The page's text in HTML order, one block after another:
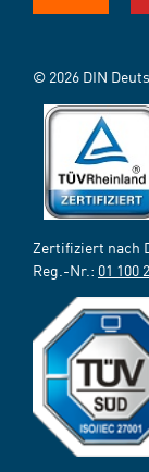
© 2026 DIN
Zertifiziert nach
Reg.-Nr.: 01 100